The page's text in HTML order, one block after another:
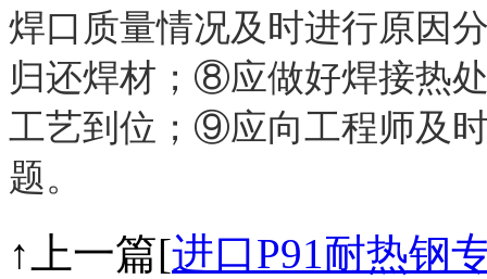
焊口质量情况及时进行原因
归还焊材；⑧应做好焊接热
工艺到位；⑨应向工程师及
题。
↑上一篇[进口P91耐热钢